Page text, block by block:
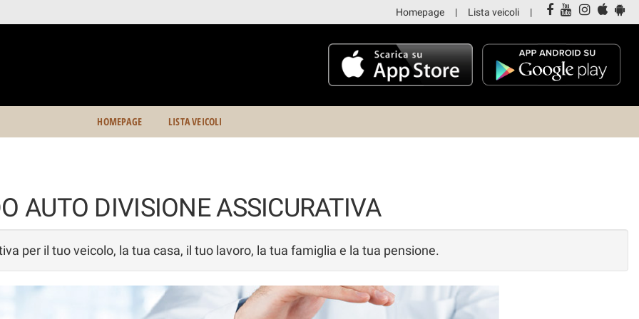
Homepage Lista veicoli
HOMEPAGE LISTA VEICOLI
AUTO DIVISIONE ASSICURATIVA
per il tuo veicolo, la tua casa, il tuo lavoro, la tua famiglia e la tua pensione.